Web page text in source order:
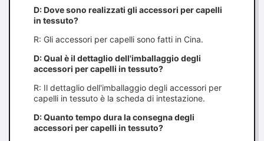
D: Dove sono realizzati gli accessori per capelli
in tessuto?
R: Gli accessori per capelli sono fatti in Cina.
D: Qual è il dettaglio dell'imballaggio degli
accessori per capelli in tessuto?
R: Il dettaglio dell'imballaggio degli accessori per
capelli in tessuto è la scheda di intestazione.
D: Quanto tempo dura la consegna degli
accessori per capelli in tessuto?